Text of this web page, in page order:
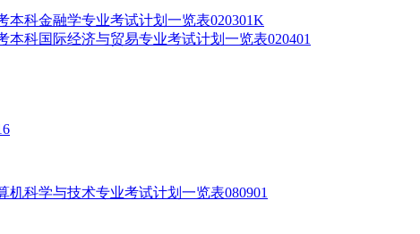
本科金融学专业考试计划一览表020301K
本科国际经济与贸易专业考试计划一览表020401
机科学与技术专业考试计划一览表080901